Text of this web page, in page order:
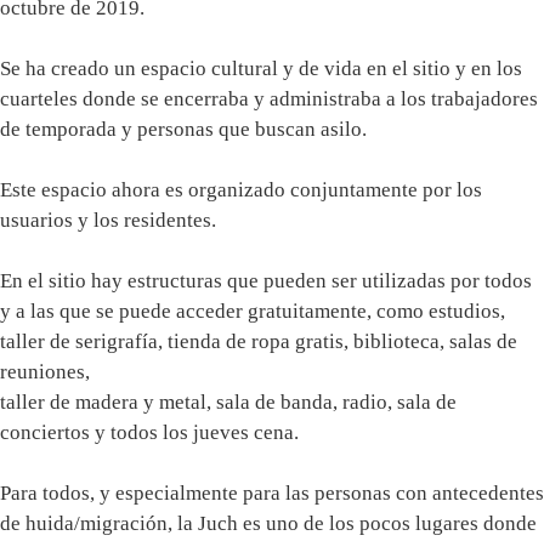
octubre de 2019.
Se ha creado un espacio cultural y de vida en el sitio y en los
cuarteles donde se encerraba y administraba a los trabajadores
de temporada y personas que buscan asilo.
Este espacio ahora es organizado conjuntamente por los
usuarios y los residentes.
En el sitio hay estructuras que pueden ser utilizadas por todos
y a las que se puede acceder gratuitamente, como estudios,
taller de serigrafía, tienda de ropa gratis, biblioteca, salas de
reuniones,
taller de madera y metal, sala de banda, radio, sala de
conciertos y todos los jueves cena.
Para todos, y especialmente para las personas con antecedentes
de huida/migración, la Juch es uno de los pocos lugares donde